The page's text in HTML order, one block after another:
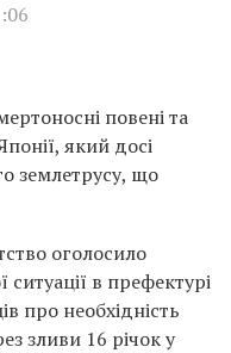
повені та
який досі
землетрусу, що
оголосило
в префектурі
про необхідність
зливи 16 річок у